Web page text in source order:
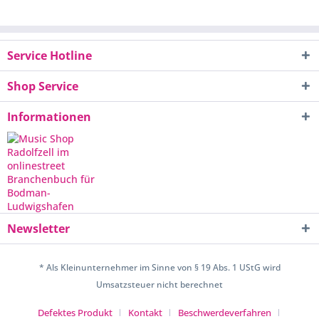
Service Hotline
Shop Service
Informationen
Newsletter
* Als Kleinunternehmer im Sinne von § 19 Abs. 1 UStG wird
Umsatzsteuer nicht berechnet
Defektes Produkt Kontakt Beschwerdeverfahren